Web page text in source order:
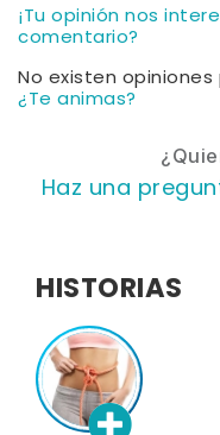
¡Tu opinión nos
comentario?
No existen
¿Te animas?
Haz una
HISTORIAS